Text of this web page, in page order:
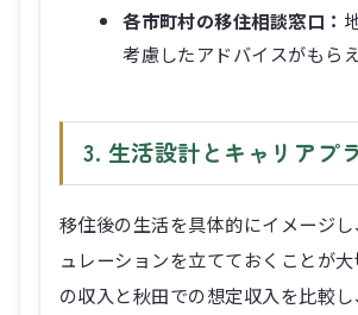
各市町村の移住相談窓口：
考慮したアドバイスがもらえ
3. 生活設計とキャリアプ
移住後の生活を具体的にイメージ
ュレーションを立てておくことが
の収入と秋田での想定収入を比較